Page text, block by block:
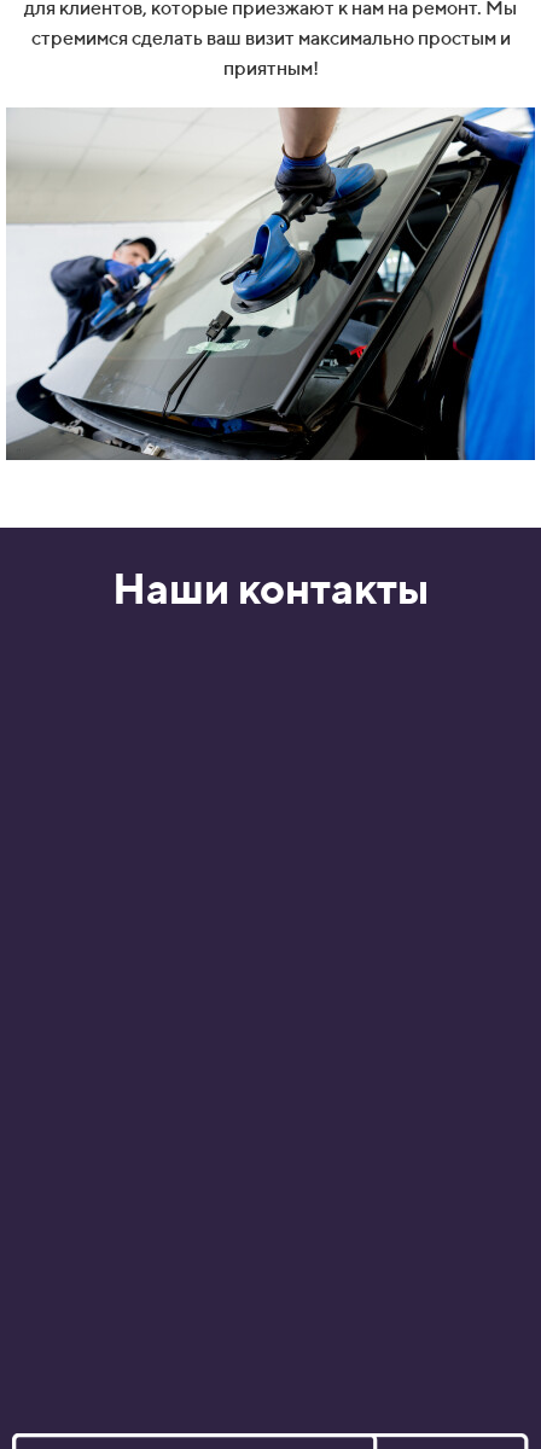
для клиентов, которые приезжают к нам на ремонт. Мы
стремимся сделать ваш визит максимально простым и
приятным!
Наши контакты